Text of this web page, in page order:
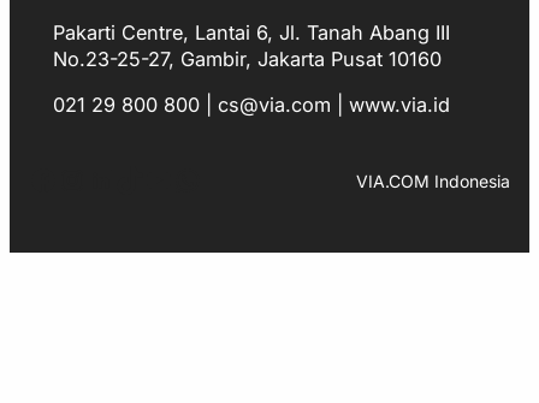
Pakarti Centre, Lantai 6, Jl. Tanah Abang III
No.23-25-27, Gambir, Jakarta Pusat 10160
021 29 800 800 | cs@via.com | www.via.id
VIA.COM Indonesia